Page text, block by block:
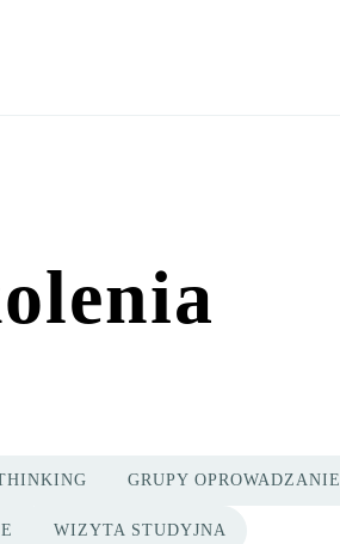
GRUPY OPROWADZANIE
WIZYTA STUDYJNA